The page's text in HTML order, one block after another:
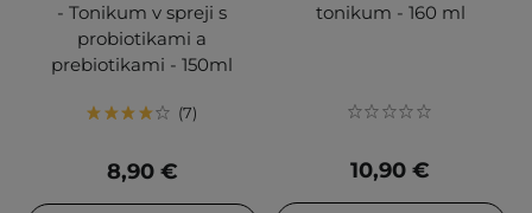
- Tonikum v spreji s
probiotikami a
prebiotikami - 150ml
7
8,90 €
tonikum - 160 ml
10,90 €